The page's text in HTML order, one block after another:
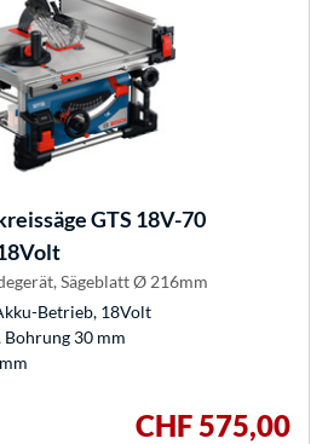
GTS 18V-70
Sägeblatt Ø 216mm
Betrieb, 18Volt
30 mm
CHF 575,00